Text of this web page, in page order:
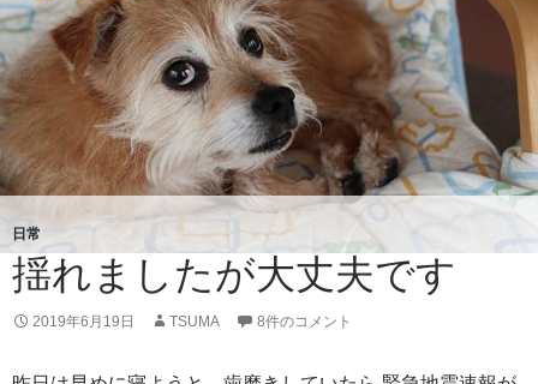
日常
揺れましたが大丈夫です
2019年6月19日 TSUMA 8件のコメント